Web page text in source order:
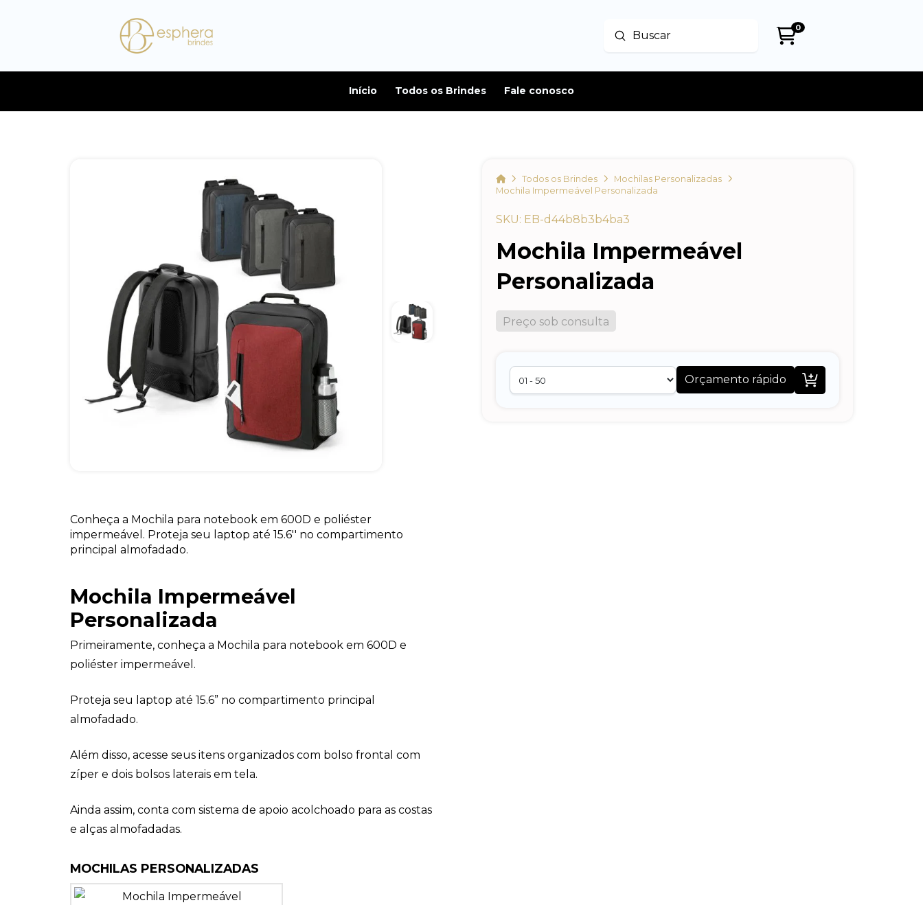
Buscar
Enviar
0
Início Todos os Brindes Fale conosco
HomeTodos os Brindes
Mochilas Personalizadas
Mochila Impermeável Personalizada
SKU: EB-d44b8b3b4ba3
Mochila Impermeável
Personalizada
Preço sob consulta
Orçamento rápido 
Conheça a Mochila para notebook em 600D e poliéster
impermeável. Proteja seu laptop até 15.6'' no compartimento
principal almofadado.
Mochila Impermeável
Personalizada
Primeiramente, conheça a Mochila para notebook em 600D e
poliéster impermeável.
Proteja seu laptop até 15.6” no compartimento principal
almofadado.
Além disso, acesse seus itens organizados com bolso frontal com
zíper e dois bolsos laterais em tela.
Ainda assim, conta com sistema de apoio acolchoado para as costas
e alças almofadadas.
MOCHILAS PERSONALIZADAS